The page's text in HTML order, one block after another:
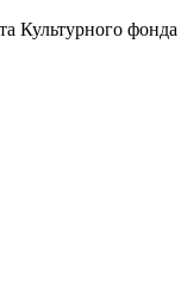
Культурного